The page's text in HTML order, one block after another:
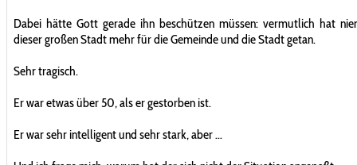
Dabei hätte Gott gerade ihn beschützen müssen: vermutlich hat
dieser großen Stadt mehr für die Gemeinde und die Stadt getan.
Sehr tragisch.
Er war etwas über 50, als er gestorben ist.
Er war sehr intelligent und sehr stark, aber ...